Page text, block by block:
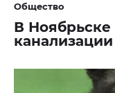
Общество
В Ноябрьске
канализации